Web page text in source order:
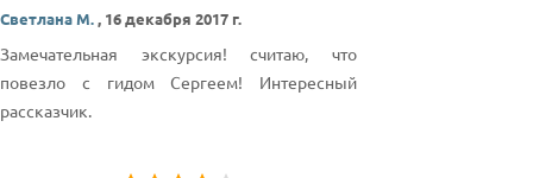
Светлана М., 16 декабря 2017 г.
Замечательная экскурсия! считаю, что
повезло с гидом Сергеем! Интересный
рассказчик.